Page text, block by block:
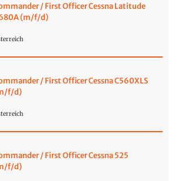
/ First Officer Cessna Latitude
(m/f/d)
/ First Officer Cessna C560XLS
f/d)
/ First Officer Cessna 525
f/d)